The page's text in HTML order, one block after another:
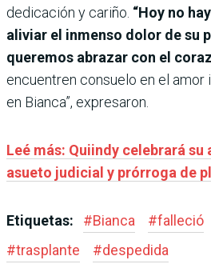
dedicación y cariño. “Hoy no
aliviar el inmenso dolor de su
queremos abrazar con el
encuentren consuelo en el amor
en Bianca”, expresaron.
Leé más: Quiindy celebrará su
asueto judicial y prórroga de
Etiquetas: #Bianca #falleció
#trasplante #despedida